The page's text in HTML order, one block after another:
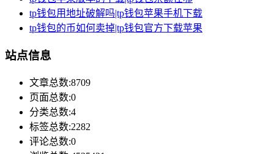
tp钱包用地址破解吗|tp钱包苹果手机下载
tp钱包的币如何卖掉|tp钱包官方下载苹果
站点信息
文章总数:8709
页面总数:0
分类总数:4
标签总数:2282
评论总数:0